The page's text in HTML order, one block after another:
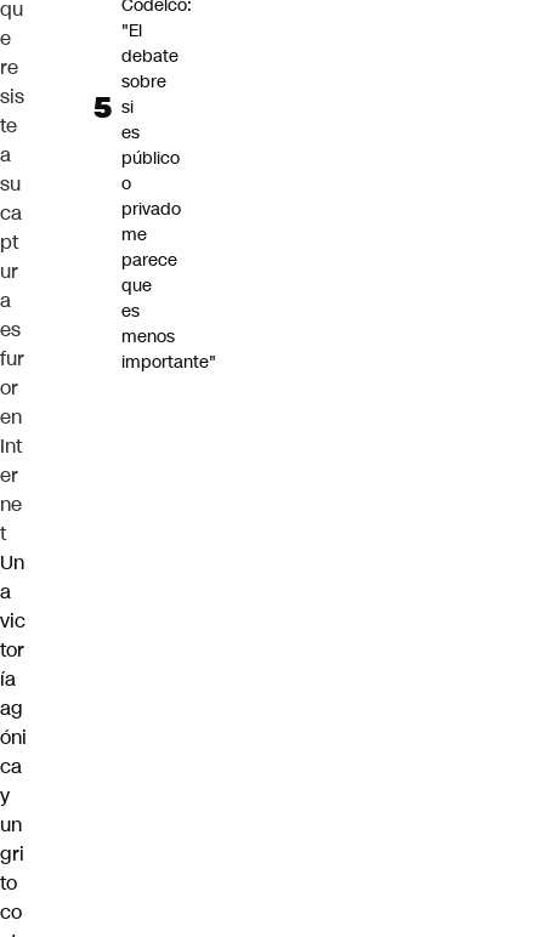
qu
e
re
sis
te
a
su
ca
pt
ur
a
es
fur
or
en
Int
er
ne
t
Un
a
vic
tor
ía
ag
óni
ca
y
un
gri
to
co
Codelco:
"El
debate
sobre
si
es
público
o
privado
me
parece
que
es
menos
importante"